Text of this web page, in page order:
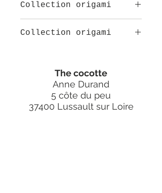
Collection origami
Collection origami
acier inoxydable. Les boucles sont
vernies afin de ne pas craindre les
intempéries, ne doivent pas être
trempées dans l'eau.
The cocotte
Anne Durand
5 côte du peu
37400 Lussault sur Loire